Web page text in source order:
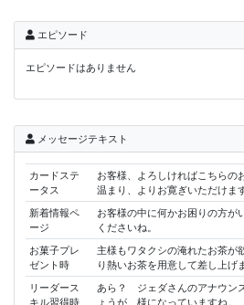
エピソード
エピソードはありません
メッセージテキスト
カードステ
ータス
お客様、よろしければこちらの
温まり、よりお寛ぎいただけま
新着情報ペ
ージ
お客様の中に何かお困りの方が
くださいね。
お菓子プレ
ゼント時
主様もワタクシの淹れたお茶
り熱いお茶を用意して差し上げ
リーダース
キル習得時
あら？ ジェダさんのアナウン
ょうが、様になっていますね。